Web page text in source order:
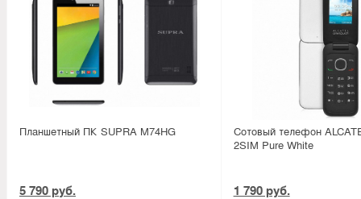
Планшетный ПК SUPRA M74HG
5 790 руб.
Сотовый телефон
2SIM Pure White
1 790 руб.